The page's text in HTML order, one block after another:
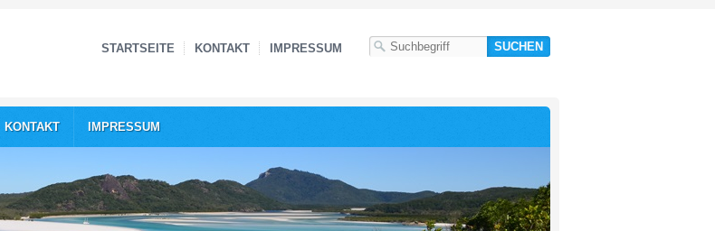
STARTSEITE KONTAKT IMPRESSUM
KONTAKT IMPRESSUM